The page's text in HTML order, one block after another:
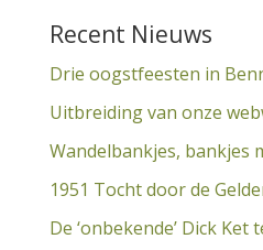
Recent Nieuws
Drie oogstfeesten in
Uitbreiding van onze
Wandelbankjes, bankjes
1951 Tocht door de
De ‘onbekende’ Dick Ket